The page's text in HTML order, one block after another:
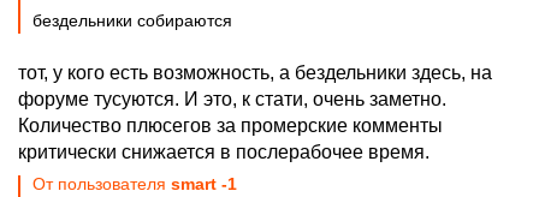
бездельники собираются
тот, у кого есть возможность, а бездельники здесь, на
форуме тусуются. И это, к стати, очень заметно.
Количество плюсегов за промерские комменты
критически снижается в послерабочее время.
От пользователя smart -1